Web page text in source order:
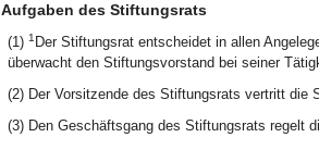
Aufgaben des Stiftungsrats
(1) 1 Der Stiftungsrat entscheidet in allen
überwacht den Stiftungsvorstand bei seiner
(2) Der Vorsitzende des Stiftungsrats vertritt
(3) Den Geschäftsgang des Stiftungsrats regelt